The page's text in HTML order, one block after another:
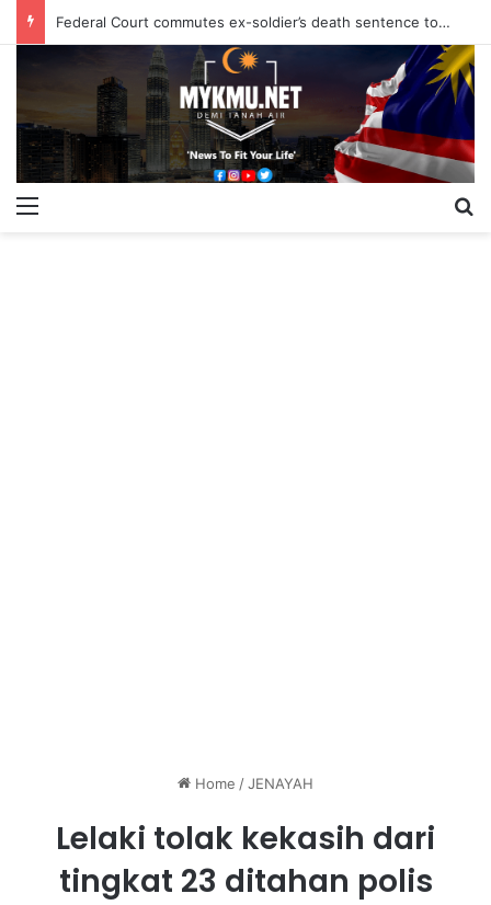
Federal Court commutes ex-soldier’s death sentence to 40 years
Home /JENAYAH
Lelaki tolak kekasih dari
tingkat 23 ditahan polis